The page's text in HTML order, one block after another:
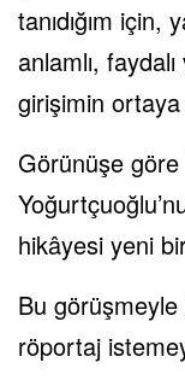
tanıdığım için,
anlamlı,
girişimin
Görünüşe
hikâyesi yeni
Bu
röportaj